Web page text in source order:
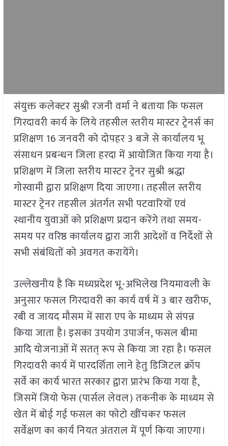
संयुक्त कलेक्टर सुश्री रजनी वर्मा ने बताया कि फसल
गिरदावरी कार्य के लिये तहसील स्तरीय मास्टर ट्रेनर्स का
प्रशिक्षण 16 जनवरी को दोपहर 3 बजे से कार्यालय भू
संसाधन प्रबन्धन जिला हरदा में आयोजित किया गया है।
प्रशिक्षण में जिला स्तरीय मास्टर ट्रेनर सुश्री श्रद्धा
गोस्वामी द्वारा प्रशिक्षण दिया जाएगा। तहसील स्तरीय
मास्टर ट्रेनर तहसील अंतर्गत सभी पटवारियों एवं
स्थानीय युवाओं को प्रशिक्षण प्रदान करेंगे तथा समय-
समय पर वरिष्ठ कार्यालय द्वारा जारी आदेशों व निर्देशों से
सभी संबंधितों को अवगत करायेंगे।
उल्लेखनीय है कि मध्यप्रदेश भू-अभिलेख नियमावली के
अनुसार फसल गिरदावरी का कार्य वर्ष में 3 बार खरीफ,
रबी व जायद मौसम में सारा एप के माध्यम से संपन्न
किया जाता है। इसका उपयोग उपार्जन, फसल बीमा
आदि योजनाओं में सतत् रूप से किया जा रहा है। फसल
गिरदावरी कार्य में पारदर्शिता लाने हेतु डिजिटल क्रॉप
सर्वे का कार्य भारत सरकार द्वारा प्रारंभ किया गया है,
जिसमें जियो फेस (पार्सल लेवल) तकनीक के माध्यम से
खेत में बोई गई फसल का फोटो खींचकर फसल
सर्वेक्षण का कार्य नियत अंतराल में पूर्ण किया जाएगा।